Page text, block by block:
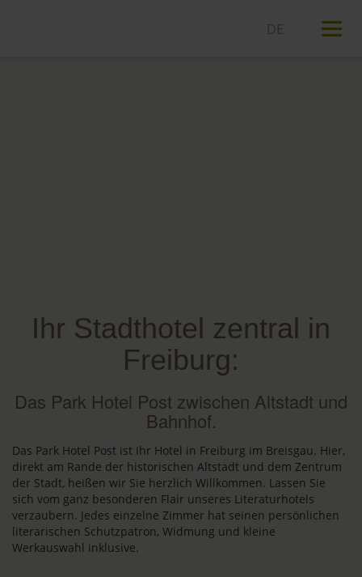
Ihr Stadthotel zentral in
Freiburg:
Das Park Hotel Post zwischen Altstadt und
Bahnhof.
Das Park Hotel Post ist Ihr Hotel in Freiburg im Breisgau. Hier,
direkt am Rande der historischen Altstadt und dem Zentrum
der Stadt, heißen wir Sie herzlich Willkommen. Lassen Sie
sich vom ganz besonderen Flair unseres Literaturhotels
verzaubern. Jedes einzelne Zimmer hat seinen persönlichen
literarischen Schutzpatron, Widmung und kleine
Werkauswahl inklusive.